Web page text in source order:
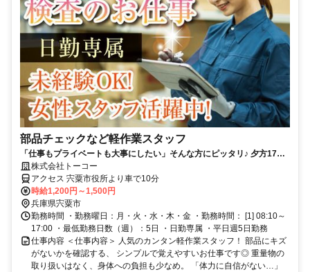
部品チェックなど軽作業スタッフ
「仕事もプライベートも大事にしたい」そんな方にピッタリ♪ 夕方17時
まで土日祝休み♪ラクラク軽作業で未経験でも安心スタート！
株式会社トーコー
アクセス 宍粟市役所より車で10分
時給1,200円～1,500円
兵庫県宍粟市
勤務時間 ・勤務曜日：月・火・水・木・金 ・勤務時間： [1] 08:10～
17:00 ・最低勤務日数（週）：5日 ・日勤専属 ・平日週5日勤務
仕事内容 ＜仕事内容＞ 人気のカンタン軽作業スタッフ！ 部品にキズ
がないかを確認する、 シンプルで覚えやすいお仕事です◎ 重量物の
取り扱いはなく、身体への負担も少なめ。 「体力に自信がない…」